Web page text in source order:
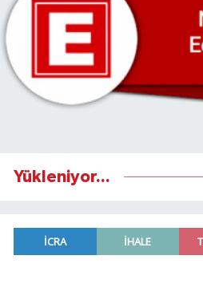
Yükleniyor...